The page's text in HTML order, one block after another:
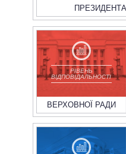
ПРЕЗИДЕНТА
РІВЕНЬ
ВІДПОВІДАЛЬНОСТІ
ВЕРХОВНОЇ РАДИ